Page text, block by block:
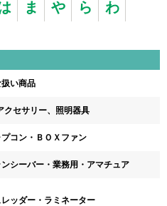
ま や ら わ
い商品
クセサリー、照明器具
プコン・ＢＯＸファン
ンシーバー・業務用・アマチュア
レッダー・ラミネーター